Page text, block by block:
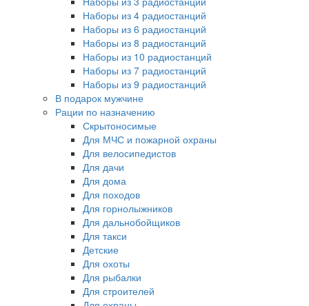
Наборы из 4 радиостанций
Наборы из 6 радиостанций
Наборы из 8 радиостанций
Наборы из 10 радиостанций
Наборы из 7 радиостанций
Наборы из 9 радиостанций
В подарок мужчине
Рации по назначению
Скрытоносимые
Для МЧС и пожарной охраны
Для велосипедистов
Для дачи
Для дома
Для походов
Для горнолыжников
Для дальнобойщиков
Для такси
Детские
Для охоты
Для рыбалки
Для строителей